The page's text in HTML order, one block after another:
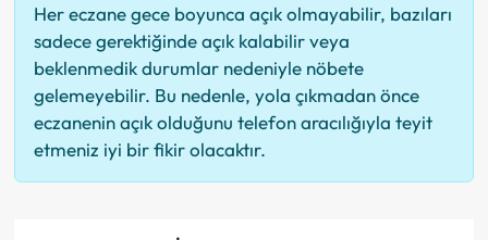
Her eczane gece boyunca açık olmayabilir, bazıları
sadece gerektiğinde açık kalabilir veya
beklenmedik durumlar nedeniyle nöbete
gelemeyebilir. Bu nedenle, yola çıkmadan önce
eczanenin açık olduğunu telefon aracılığıyla teyit
etmeniz iyi bir fikir olacaktır.